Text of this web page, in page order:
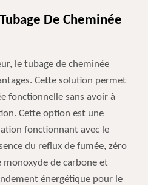
De Cheminée
le tubage de cheminée
Cette solution permet
fonctionnelle sans avoir à
Cette option est une
fonctionnant avec le
du reflux de fumée, zéro
monoxyde de carbone et
énergétique pour le